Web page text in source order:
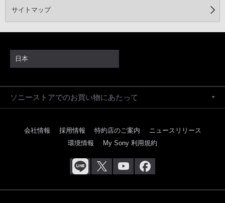
サイトマップ
日本
ソニーストアでのお買い物にあたって
会社情報 採用情報 特約店のご案内
ニュースリリース
環境情報
My Sony 利用規約